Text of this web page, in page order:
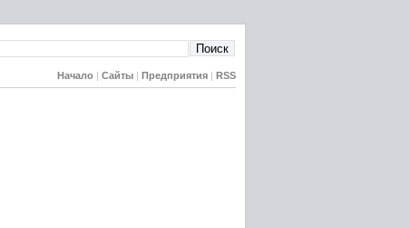
Начало Сайты Предприятия RSS